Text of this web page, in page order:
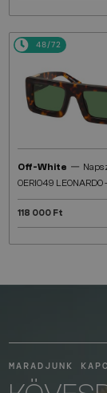
48/72
Off-White —
OERI049 LEONARDO
118 000 Ft
MARADJUNK